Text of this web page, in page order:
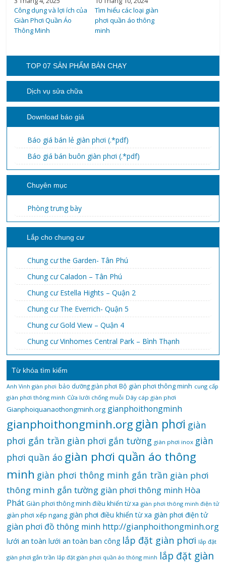
Công dụng và lợi ích của
Giàn Phơi Quần Áo
Thông Minh
Tìm hiểu các loại giàn
phơi quần áo thông
minh
TOP 07 SẢN PHẨM BÁN CHẠY
Dịch vụ sửa chữa
Download báo giá
Báo giá bán lẻ giàn phơi (.*pdf)
Báo giá bán buôn giàn phơi (.*pdf)
Chuyên mục
Phòng trưng bày
Lắp cho chung cư
Chung cư the Garden- Tân Phú
Chung cư Caladon – Tân Phú
Chung cư Estella Hights – Quận 2
Chung cư The Everrich- Quận 5
Chung cư Gold View – Quận 4
Chung cư Vinhomes Central Park – Bình Thạnh
Từ khóa tìm kiếm
Anh Vinh giàn phơi bảo dưỡng giàn phơi Bộ giàn phơi thông minh cung cấp
giàn phơi thông minh Cửa lưới chống muỗi Dây cáp giàn phơi
Gianphoiquanaothongminh.org gianphoithongminh
gianphoithongminh.org giàn phơi giàn
phơi gắn trần giàn phơi gắn tường giàn phơi inox giàn
phơi quần áo giàn phơi quần áo thông
minh giàn phơi thông minh gắn trần giàn phơi
thông minh gắn tường giàn phơi thông minh Hòa
Phát Giàn phơi thông minh điều khiển từ xa giàn phơi thông minh điện tử
giàn phơi xếp ngang giàn phơi điều khiển từ xa giàn phơi điện tử
giàn phơi đồ thông minh http://gianphoithongminh.org
lưới an toàn lưới an toàn ban công lắp đặt giàn phơi lắp đặt
giàn phơi gắn trần lắp đặt giàn phơi quần áo thông minh lắp đặt giàn